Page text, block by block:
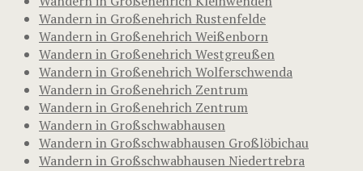
Wandern in Großenehrich Rustenfelde
Wandern in Großenehrich Weißenborn
Wandern in Großenehrich Westgreußen
Wandern in Großenehrich Wolferschwenda
Wandern in Großenehrich Zentrum
Wandern in Großenehrich Zentrum
Wandern in Großschwabhausen
Wandern in Großschwabhausen Großlöbichau
Wandern in Großschwabhausen Niedertrebra